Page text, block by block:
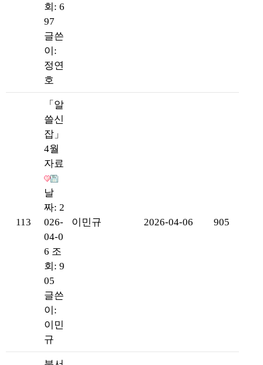
회: 6
97
글쓴
이:
정연
호
113
「알
쓸신
잡」
4월
자료
날
짜: 2
026-
04-0
6 조
회: 9
05
글쓴
이:
이민
규
이민규 2026-04-06 905